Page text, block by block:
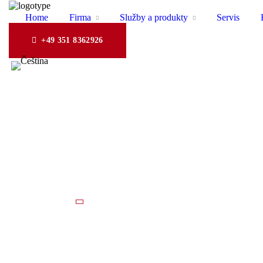
Home Firma Služby a produkty Servis
+49 351 8362926